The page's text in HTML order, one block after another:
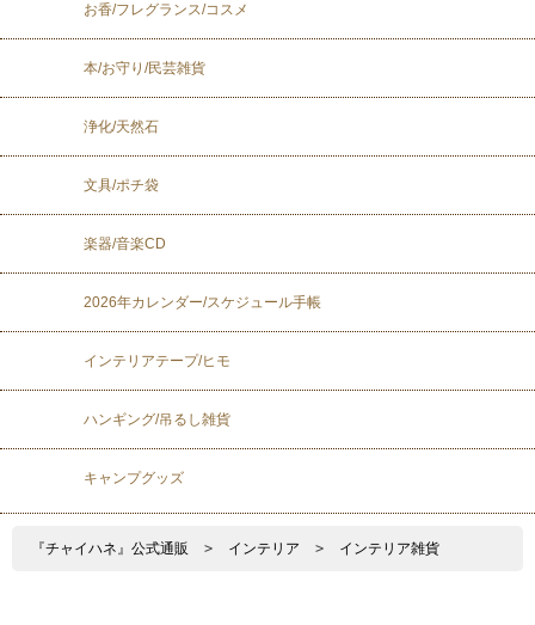
お香/フレグランス/コスメ
本/お守り/民芸雑貨
浄化/天然石
文具/ポチ袋
楽器/音楽CD
2026年カレンダー/スケジュール手帳
インテリアテープ/ヒモ
ハンギング/吊るし雑貨
キャンプグッズ
『チャイハネ』公式通販 > インテリア > インテリア雑貨